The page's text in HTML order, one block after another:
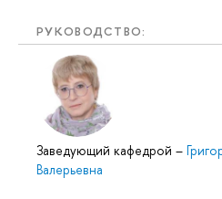
РУКОВОДСТВО:
Заведующий кафедрой –
Валерьевна